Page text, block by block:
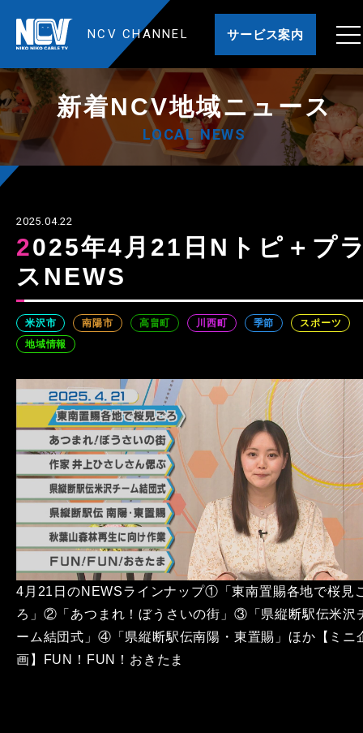
NCV CHANNEL サービス案内
新着NCV地域ニュース
LOCAL NEWS
2025.04.22
2025年4月21日Nトピ＋プラ
スNEWS
米沢市 南陽市 高畠町 川西町 季節
スポーツ
地域情報
4月21日のNEWSラインナップ①「東南置賜各地で桜見
ろ」②「あつまれ！ぼうさいの街」③「県縦断駅伝米沢
ーム結団式」④「県縦断駅伝南陽・東置賜」ほか【ミニ
画】FUN！FUN！おきたま